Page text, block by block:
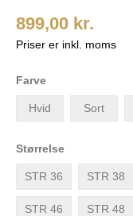
899,00 kr.
Priser er inkl. moms
Farve
Hvid Sort
Størrelse
STR 36 STR 38
STR 46 STR 48